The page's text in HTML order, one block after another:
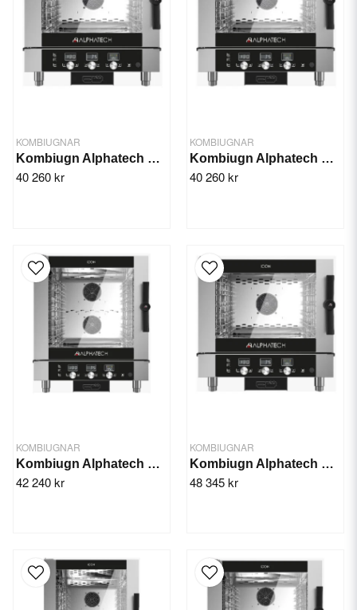
KOMBIUGNAR
Kombiugn Alphatech El Icon 051T
40 260 kr
KOMBIUGNAR
Kombiugn Alphatech El Icon 051M
40 260 kr
KOMBIUGNAR
Kombiugn Alphatech EL Icon 071M
42 240 kr
KOMBIUGNAR
Kombiugn Alphatech GAS Icon 051M
48 345 kr